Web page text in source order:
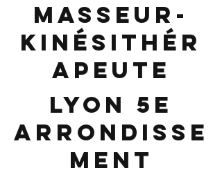
Masseur-
Kinésithér
apeute
Lyon 5e
Arrondisse
ment